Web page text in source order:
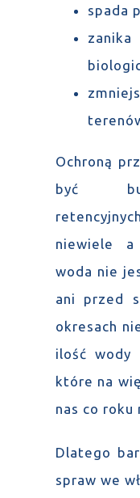
spada
Ochroną
być
niewiele a
woda nie
ani przed
okresach
ilość wody
które na
nas co roku
Dlatego
spraw we